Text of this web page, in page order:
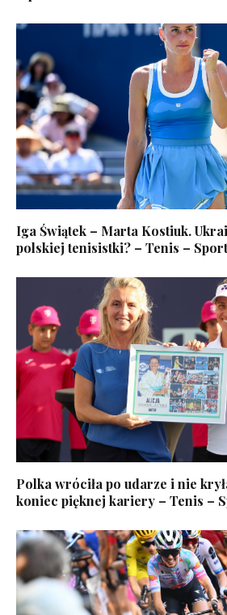
Iga Świątek – Marta Kostiuk.
polskiej tenisistki? – Tenis –
Polka wróciła po udarze i nie
koniec pięknej kariery – Tenis –